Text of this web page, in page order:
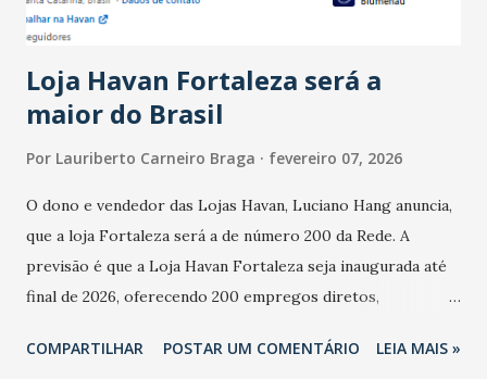
novembro. Em relação a outubro, o faturamento também
Loja Havan Fortaleza será a
maior do Brasil
Por Lauriberto Carneiro Braga fevereiro 07, 2026
O dono e vendedor das Lojas Havan, Luciano Hang anuncia,
que a loja Fortaleza será a de número 200 da Rede. A
previsão é que a Loja Havan Fortaleza seja inaugurada até
final de 2026, oferecendo 200 empregos diretos,
Havan Fortaleza ainda não foi anunciada oficialmente, mas
COMPARTILHAR POSTAR UM COMENTÁRIO LEIA MAIS »